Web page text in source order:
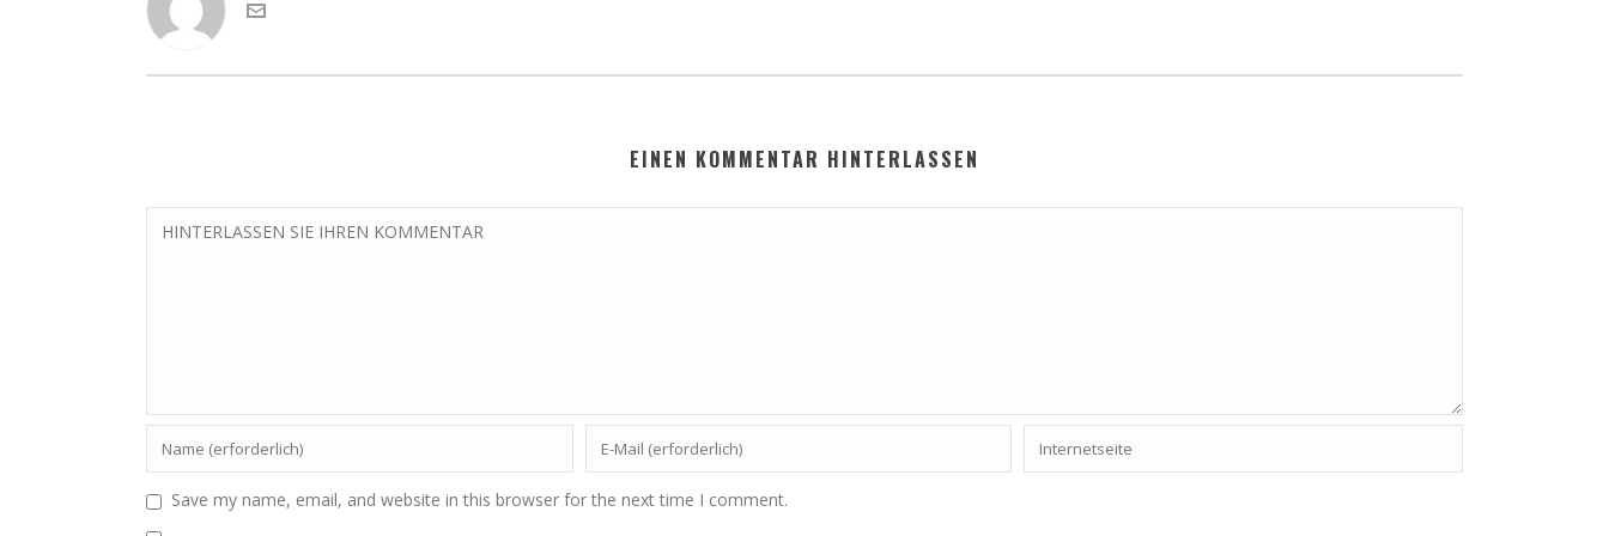
EINEN KOMMENTAR HINTERLASSEN
Save my name, email, and website in this browser for the next time I comment.